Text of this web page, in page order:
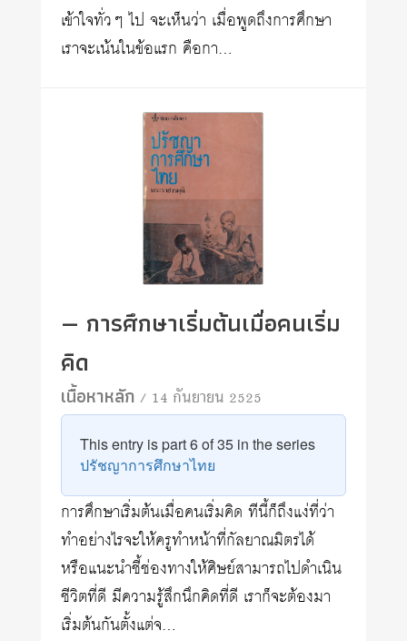
เข้าใจทั่วๆ ไป จะเห็นว่า เมื่อพูดถึงการศึกษา
เราจะเน้นในข้อแรก คือกา…
— การศึกษาเริ่มต้นเมื่อคนเริ่ม
คิด
เนื้อหาหลัก/ 14 กันยายน 2525
This entry is part 6 of 35 in the series
ปรัชญาการศึกษาไทย
การศึกษาเริ่มต้นเมื่อคนเริ่มคิด ทีนี้ก็ถึงแง่ที่ว่า
ทำอย่างไรจะให้ครูทำหน้าที่กัลยาณมิตรได้
หรือแนะนำชี้ช่องทางให้ศิษย์สามารถไปดำเนิน
ชีวิตที่ดี มีความรู้สึกนึกคิดที่ดี เราก็จะต้องมา
เริ่มต้นกันตั้งแต่จ…